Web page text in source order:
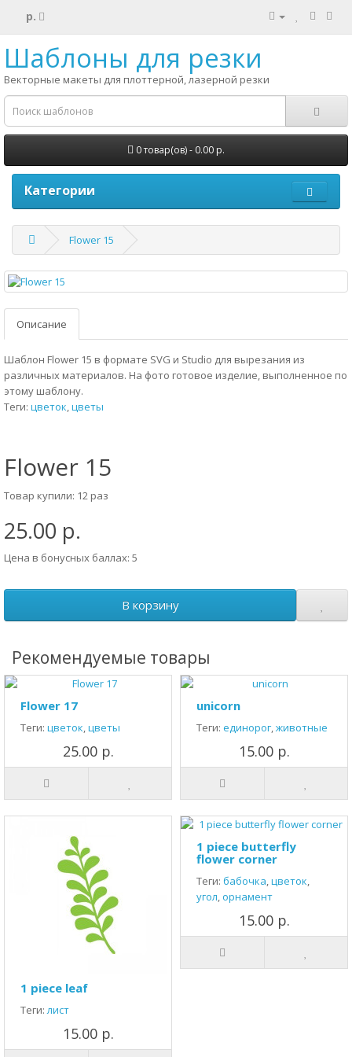
р.
Шаблоны для резки
Векторные макеты для плоттерной, лазерной резки
0 товар(ов) - 0.00 р.
Категории
Flower 15
Описание
Шаблон Flower 15 в формате SVG и Studio для вырезания из
различных материалов. На фото готовое изделие, выполненное по
этому шаблону.
Теги: цветок,цветы
Flower 15
Товар купили: 12 раз
25.00 р.
Цена в бонусных баллах: 5
В корзину
Рекомендуемые товары
Flower 17
Теги: цветок,цветы
25.00 р.
unicorn
Теги: единорог,животные
15.00 р.
1 piece leaf
Теги:лист
15.00 р.
1 piece butterfly
flower corner
Теги: бабочка,цветок,
угол,орнамент
15.00 р.